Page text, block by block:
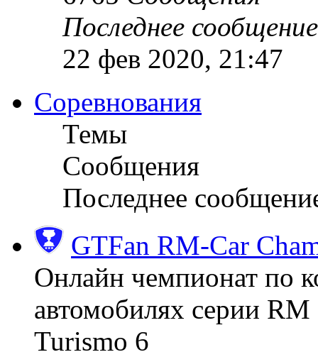
Последнее сообщение
22 фев 2020, 21:47
Соревнования
Темы
Сообщения
Последнее
GTFan RM-Car
Онлайн чемпионат по
автомобилях серии
Turismo 6